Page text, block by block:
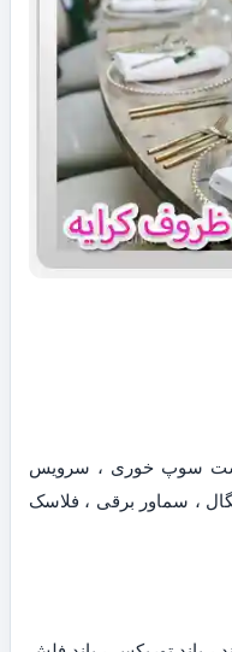
ست سوپ خوری ، سرویس
، سماور برقی ، فلاسک